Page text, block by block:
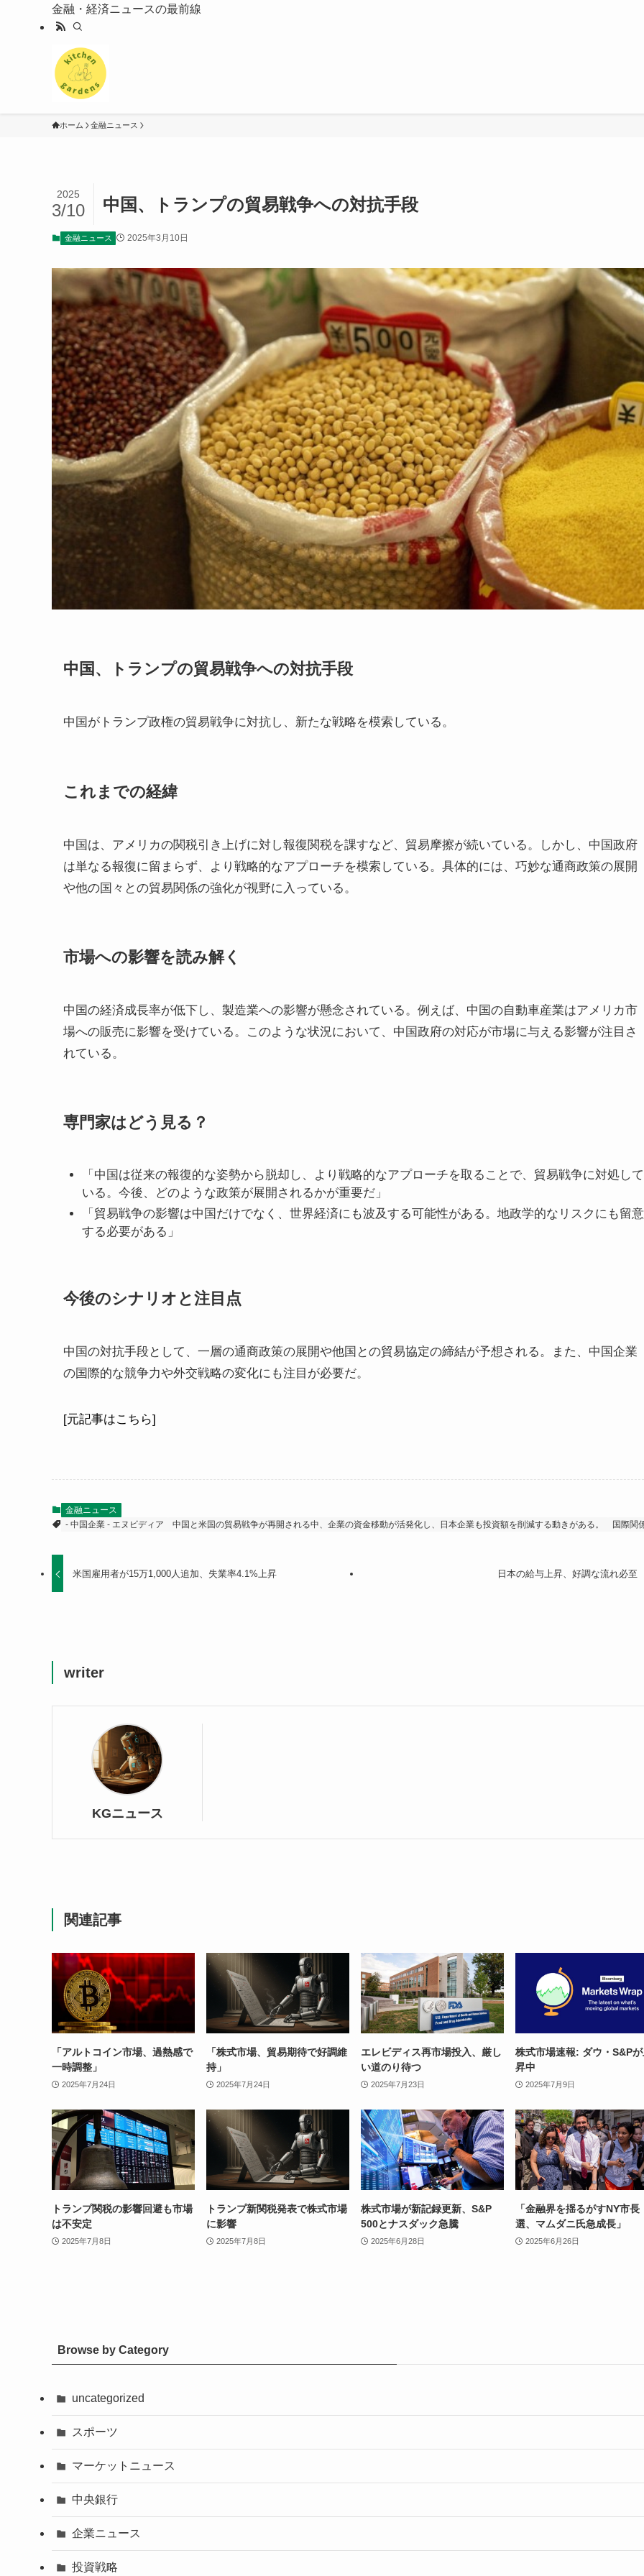
金融・経済ニュースの最前線
ホーム 金融ニュース
中国、トランプの貿易戦争への対抗手段
2025
3/10
金融ニュース 2025年3月10日
中国、トランプの貿易戦争への対抗手段
中国がトランプ政権の貿易戦争に対抗し、新たな戦略を模索している。
これまでの経緯
中国は、アメリカの関税引き上げに対し報復関税を課すなど、貿易摩擦が続いている。しかし、中国政府
は単なる報復に留まらず、より戦略的なアプローチを模索している。具体的には、巧妙な通商政策の展開
や他の国々との貿易関係の強化が視野に入っている。
市場への影響を読み解く
中国の経済成長率が低下し、製造業への影響が懸念されている。例えば、中国の自動車産業はアメリカ市
場への販売に影響を受けている。このような状況において、中国政府の対応が市場に与える影響が注目さ
れている。
専門家はどう見る？
「中国は従来の報復的な姿勢から脱却し、より戦略的なアプローチを取ることで、貿易戦争に対処して
いる。今後、どのような政策が展開されるかが重要だ」
「貿易戦争の影響は中国だけでなく、世界経済にも波及する可能性がある。地政学的なリスクにも留意
する必要がある」
今後のシナリオと注目点
中国の対抗手段として、一層の通商政策の展開や他国との貿易協定の締結が予想される。また、中国企業
の国際的な競争力や外交戦略の変化にも注目が必要だ。
[元記事はこちら]
金融ニュース
- 中国企業 - エヌビディア
中国と米国の貿易戦争が再開される中、企業の資金移動が活発化し、日本企業も投資額を削減する動きがある。 国際関
米国雇用者が15万1,000人追加、失業率4.1%上昇 日本の給与上昇、好調な流れ必至
writer
KGニュース
関連記事
「アルトコイン市場、過熱感で
一時調整」
2025年7月24日
「株式市場、貿易期待で好調維
持」
2025年7月24日
エレビディス再市場投入、厳し
い道のり待つ
2025年7月23日
株式市場速報: ダウ・S&P
昇中
2025年7月9日
トランプ関税の影響回避も市場
は不安定
2025年7月8日
トランプ新関税発表で株式市場
に影響
2025年7月8日
株式市場が新記録更新、S&P
500とナスダック急騰
2025年6月28日
「金融界を揺るがすNY市長
選、マムダニ氏急成長」
2025年6月26日
Browse by Category
uncategorized
スポーツ
マーケットニュース
中央銀行
企業ニュース
投資戦略